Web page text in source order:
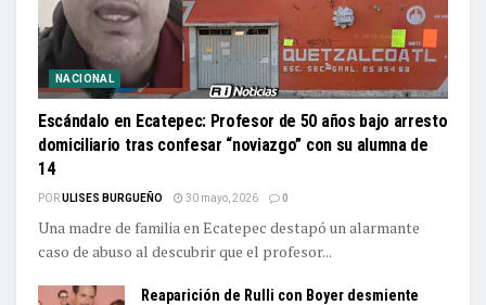
NACIONAL
Escándalo en Ecatepec: Profesor de 50 años bajo arresto
domiciliario tras confesar “noviazgo” con su alumna de
14
PORULISES BURGUEÑO 30 mayo, 2026 0
Una madre de familia en Ecatepec destapó un alarmante
caso de abuso al descubrir que el profesor...
Reaparición de Rulli con Boyer desmiente